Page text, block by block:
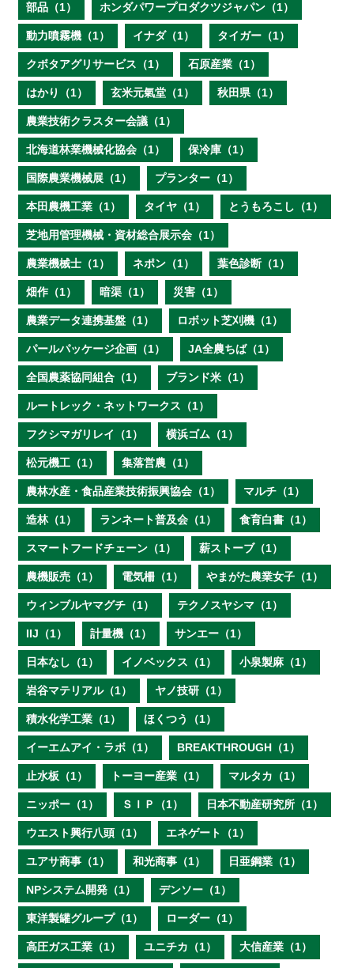
部品（1） ホンダパワープロダクツジャパン（1）
動力噴霧機（1） イナダ（1） タイガー（1）
クボタアグリサービス（1） 石原産業（1）
はかり（1） 玄米元氣堂（1） 秋田県（1）
農業技術クラスター会議（1）
北海道林業機械化協会（1） 保冷庫（1）
国際農業機械展（1） プランター（1）
本田農機工業（1） タイヤ（1） とうもろこし（1）
芝地用管理機械・資材総合展示会（1）
農業機械士（1） ネポン（1） 葉色診断（1）
畑作（1） 暗渠（1） 災害（1）
農業データ連携基盤（1） ロボット芝刈機（1）
パールパッケージ企画（1） JA全農ちば（1）
全国農薬協同組合（1） ブランド米（1）
ルートレック・ネットワークス（1）
フクシマガリレイ（1） 横浜ゴム（1）
松元機工（1） 集落営農（1）
農林水産・食品産業技術振興協会（1） マルチ（1）
造林（1） ランネート普及会（1） 食育白書（1）
スマートフードチェーン（1） 薪ストーブ（1）
農機販売（1） 電気柵（1） やまがた農業女子（1）
ウィンブルヤマグチ（1） テクノスヤシマ（1）
IIJ（1） 計量機（1） サンエー（1）
日本なし（1） イノベックス（1） 小泉製麻（1）
岩谷マテリアル（1） ヤノ技研（1）
積水化学工業（1） ほくつう（1）
イーエムアイ・ラボ（1） BREAKTHROUGH（1）
止水板（1） トーヨー産業（1） マルタカ（1）
ニッポー（1） ＳＩＰ（1） 日本不動産研究所（1）
ウエスト興行八頭（1） エネゲート（1）
ユアサ商事（1） 和光商事（1） 日亜鋼業（1）
NPシステム開発（1） デンソー（1）
東洋製罐グループ（1） ローダー（1）
高圧ガス工業（1） ユニチカ（1） 大信産業（1）